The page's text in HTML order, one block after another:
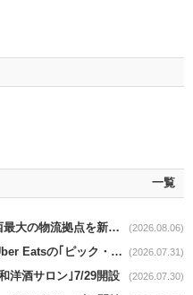
一覧
アマゾンnews｜兵庫県尼崎市に関西最大の物流拠点を新設・市内2拠点目 (2026.08.06)
ライフnews｜東京23区・大阪市でUber Eatsの｢ピック・パック・ペイ｣導入 (2026.07.31)
洋酒サロン｣7/29開設 (2026.07.30)